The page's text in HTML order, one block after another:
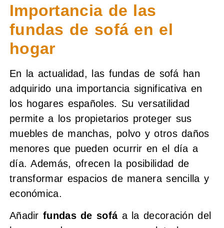
Importancia de las
fundas de sofá en el
hogar
En la actualidad, las fundas de sofá han
adquirido una importancia significativa en
los hogares españoles. Su versatilidad
permite a los propietarios proteger sus
muebles de manchas, polvo y otros daños
menores que pueden ocurrir en el día a
día. Además, ofrecen la posibilidad de
transformar espacios de manera sencilla y
económica.
Añadirfundas de sofáa la decoración del